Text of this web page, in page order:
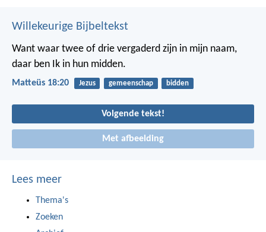
Willekeurige Bijbeltekst
Want waar twee of drie vergaderd zijn in mijn naam,
daar ben Ik in hun midden.
Matteüs 18:20 Jezus gemeenschap bidden
Volgende tekst!
Met afbeelding
Lees meer
Thema's
Zoeken